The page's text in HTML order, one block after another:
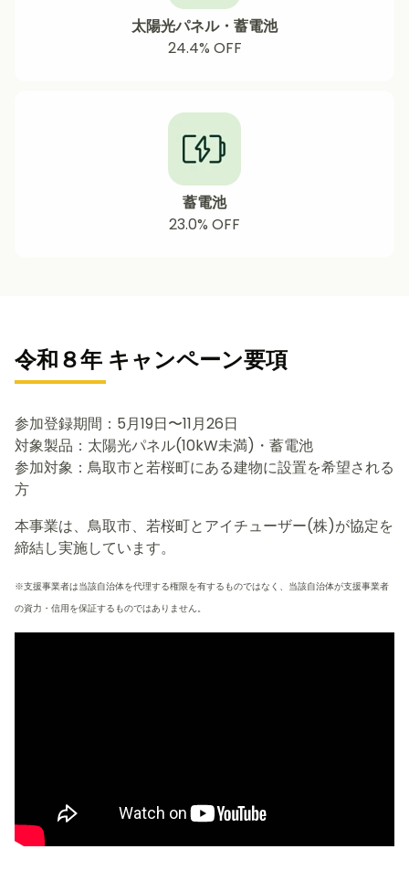
太陽光パネル・蓄電池
24.4% OFF
蓄電池
23.0% OFF
令和８年 キャンペーン要項
参加登録期間：5月19日〜11月26日
対象製品：太陽光パネル(10kW未満)・蓄電池
参加対象：鳥取市と若桜町にある建物に設置を希望される
方
本事業は、鳥取市、若桜町とアイチューザー(株)が協定を
締結し実施しています。
※支援事業者は当該自治体を代理する権限を有するものではなく、当該自治体が支援事業者
の資力・信用を保証するものではありません。